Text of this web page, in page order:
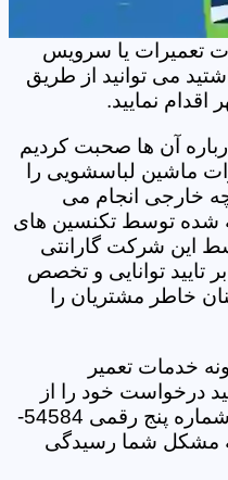
تعمیرات یا سرویس
می توانید از طریق
نمایید.
آن ها صحبت کردیم
ماشین لباسشویی را
چه خارجی انجام می
شده توسط تکنسین های
180 روز توسط این شرکت گارانتی
تایید توانایی و تخصص
خاطر مشتریان را
خدمات تعمیر
درخواست خود را از
طریق فرم آنلاین و یا تماس با شماره پنج رقمی 54584-
به مشکل شما رسیدگی